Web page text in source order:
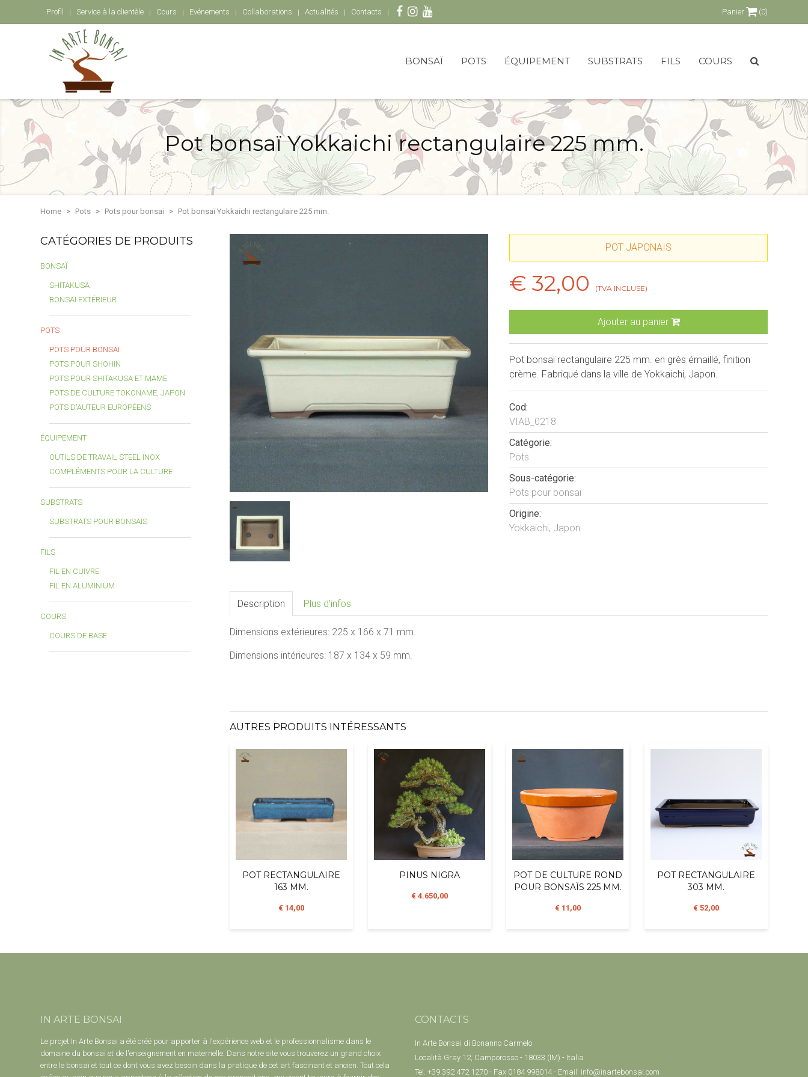
Profil Service à la clientèle Cours Evénements Collaborations Actualités Contacts Panier (0)
BONSAÏ POTS ÉQUIPEMENT SUBSTRATS FILS COURS
Pot bonsaï Yokkaichi rectangulaire 225 mm.
Home Pots Pots pour bonsai Pot bonsaï Yokkaichi rectangulaire 225 mm.
CATÉGORIES DE PRODUITS
BONSAÏ
SHITAKUSA
BONSAÏ EXTÉRIEUR
POTS
POTS POUR BONSAI
POTS POUR SHOHIN
POTS POUR SHITAKUSA ET MAME
POTS DE CULTURE TOKONAME, JAPON
POTS D'AUTEUR EUROPÉENS
ÉQUIPEMENT
OUTILS DE TRAVAIL STEEL INOX
COMPLÉMENTS POUR LA CULTURE
SUBSTRATS
SUBSTRATS POUR BONSAÏS
FILS
FIL EN CUIVRE
FIL EN ALUMINIUM
COURS
COURS DE BASE
POT JAPONAIS
€ 32,00 (TVA INCLUSE)
Ajouter au panier
Pot bonsaï rectangulaire 225 mm. en grès émaillé, finition
crème. Fabriqué dans la ville de Yokkaichi, Japon.
Cod:
VIAB_0218
Catégorie:
Pots
Sous-catégorie:
Pots pour bonsai
Origine:
Yokkaichi, Japon
Description Plus d'infos
Dimensions extérieures: 225 x 166 x 71 mm.
Dimensions intérieures: 187 x 134 x 59 mm.
AUTRES PRODUITS INTÉRESSANTS
POT RECTANGULAIRE
163 MM.
€ 14,00
PINUS NIGRA
€ 4.650,00
POT DE CULTURE ROND
POUR BONSAÏS 225 MM.
€ 11,00
POT RECTANGULAIRE
303 MM.
€ 52,00
IN ARTE BONSAI
Le projet In Arte Bonsai a été créé pour apporter à l'expérience web et le professionnalisme dans le
domaine du bonsaï et de l'enseignement en maternelle. Dans notre site vous trouverez un grand choix
entre le bonsaï et tout ce dont vous avez besoin dans la pratique de cet art fascinant et ancien. Tout cela
CONTACTS
In Arte Bonsai di Bonanno Carmelo
Località Gray 12, Camporosso - 18033 (IM) - Italia
Tel. +39 392 472 1270 - Fax 0184 998014 - Email: info@inartebonsai.com